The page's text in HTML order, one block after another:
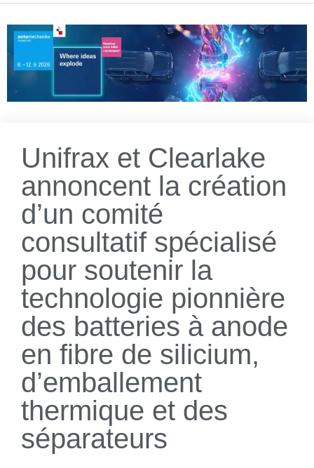
Unifrax et Clearlake
annoncent la création
d’un comité
consultatif spécialisé
pour soutenir la
technologie pionnière
des batteries à anode
en fibre de silicium,
d’emballement
thermique et des
séparateurs